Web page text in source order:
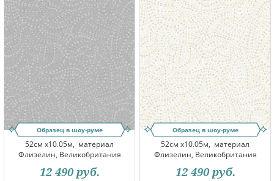
Образец в шоу-руме
52см x10.05м, материал
Флизелин, Великобритания
12 490 руб.
Образец в шоу-руме
52см x10.05м, материал
Флизелин, Великобритания
12 490 руб.